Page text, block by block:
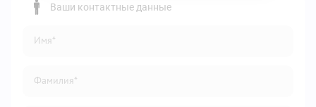
4
6
Ваши контактные данные
Имя*
Фамилия*